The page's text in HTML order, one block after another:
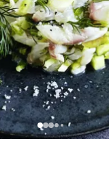
1234 5